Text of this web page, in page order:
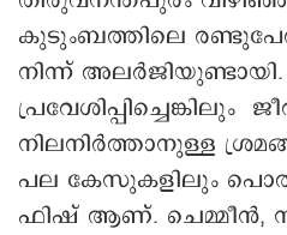
കുടുംബത്തിലെ
നിന്ന്
പ്രവേശിപ്പിച്ചെങ്കിലും
നിലനിർത്താനുള്ള
പല കേസുകളിലും
ഫിഷ് ആണ്. ചെമ്മീൻ,